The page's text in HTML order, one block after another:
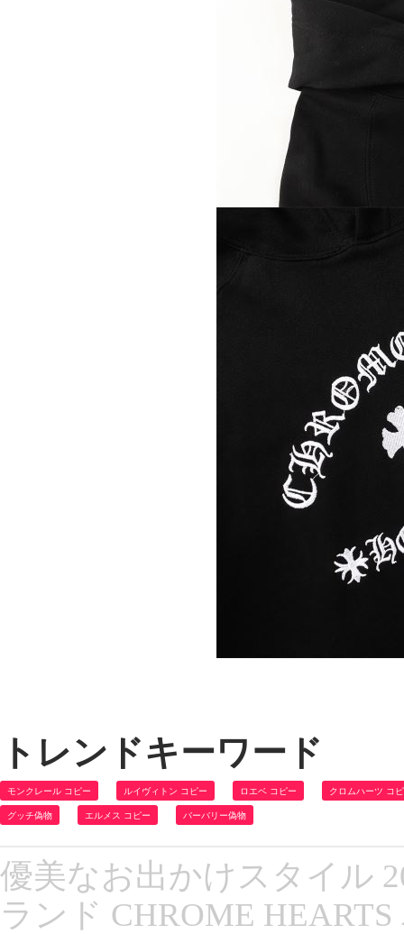
トレンドキーワード
モンクレール コピー ルイヴィトン コピー ロエベ コピー クロムハーツ コ
グッチ偽物 エルメス コピー バーバリー偽物
優美なお出かけスタイル
ランド CHROME